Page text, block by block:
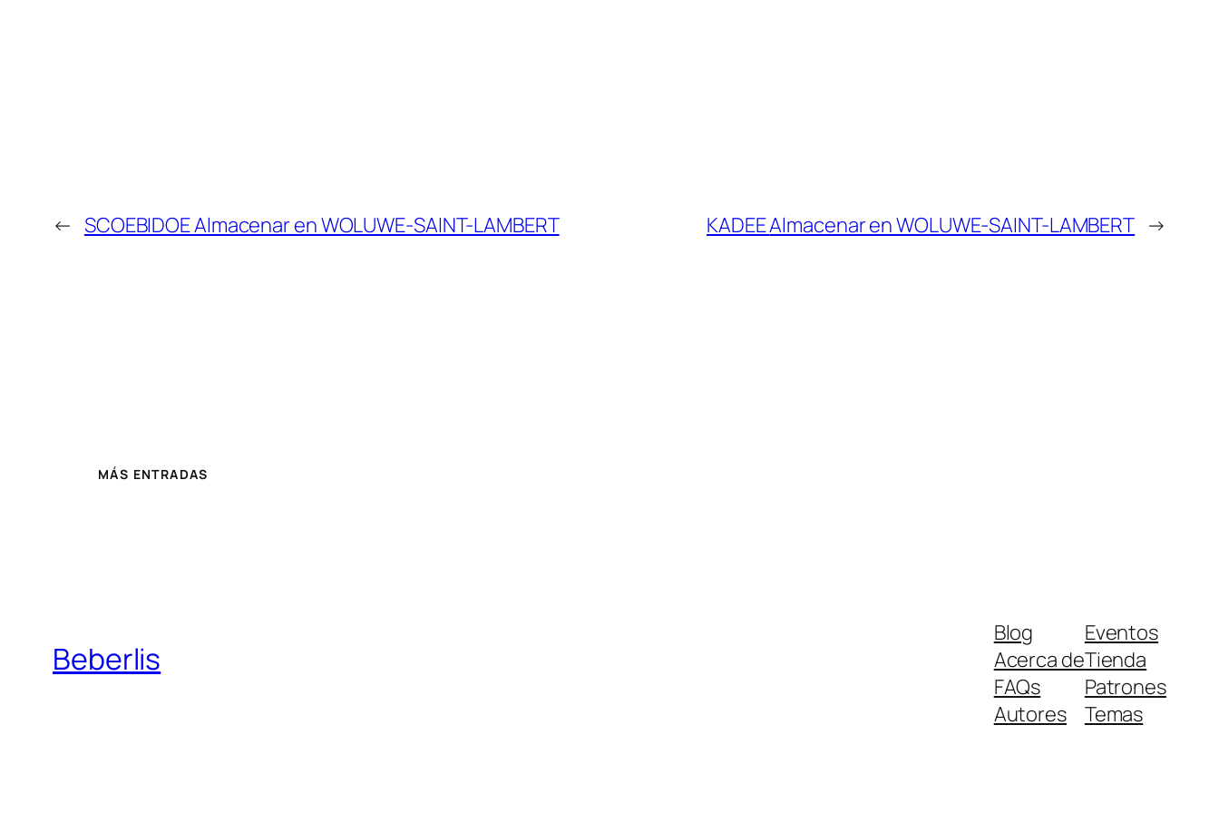
← SCOEBIDOEAlmacenar en WOLUWE-SAINT-LAMBERT KADEEAlmacenar en WOLUWE-SAINT-LAMBERT →
MÁS ENTRADAS
Beberlis
Blog
Acerca de
FAQs
Autores
Eventos
Tienda
Patrones
Temas